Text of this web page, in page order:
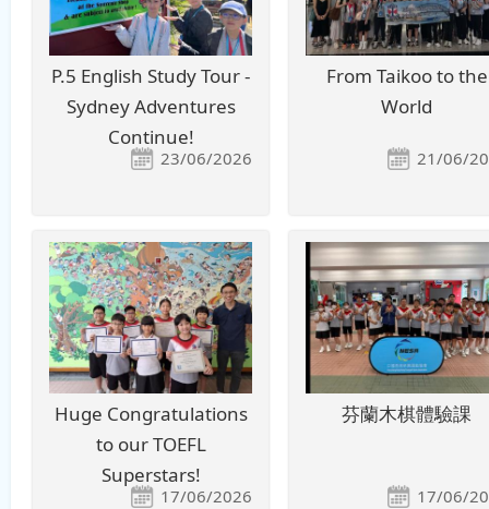
P.5 English Study Tour -
Sydney Adventures
Continue!
23/06/2026
From Taikoo to the
World
21/06/
Huge Congratulations
to our TOEFL
Superstars!
17/06/2026
芬蘭木棋體驗課
17/06/